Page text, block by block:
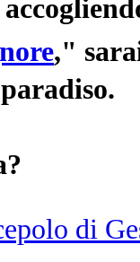
,"
di